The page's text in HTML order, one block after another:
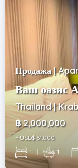
Продажа |
Ваш оазис
Thailand |
฿ 2,000,000
~ USD$ 61,000
1 | 1 |